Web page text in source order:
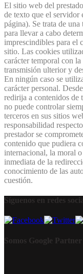
El sitio web del
de texto que el servidor
página). Se trata de
para llevar a cabo
imprescindibles para el
sitio. Las cookies
carácter temporal con
transmisión ulterior y
En ningún caso se
carácter personal.
redirija a contenidos de
no puede controlar
terceros en sus sitios
responsabilidad
prestador se
contenido que pudiera
internacional, la moral
inmediata de la
conocimiento de las
cuestión.
Síguenos en redes
Somos Google Partner